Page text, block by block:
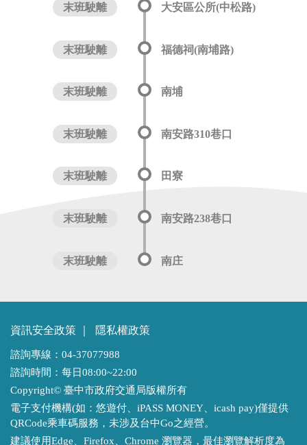
末班駛離 大安區公所(中松路)
末班駛離 福德祠(南埔路)
末班駛離 南埔
末班駛離 南安路310巷口
末班駛離 田寮
末班駛離 南安路238巷口
末班駛離 南庄
資訊安全政策 隱私權政策
諮詢專線：04-37077988
諮詢時間：每日08:00~22:00
Copyright© 臺中市政府交通局版權所有
電子支付機構(如：悠遊付、iPASS MONEY、icash pay)僅提供
QRCode乘車碼服務，未涉及台中Go之經營。
建議使用Edge、Firefox、Chrome 瀏覽器，最佳瀏覽解析度為